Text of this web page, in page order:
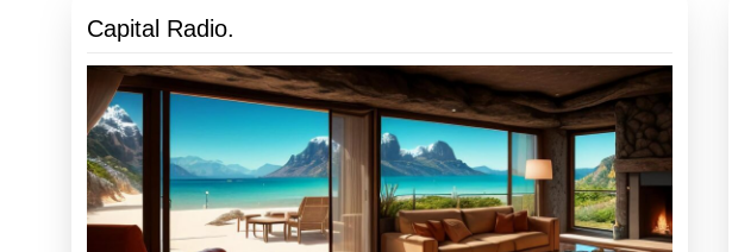
Capital Radio.